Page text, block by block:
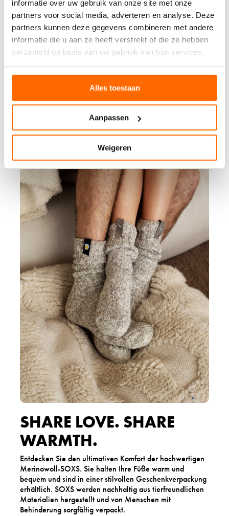
informatie over uw gebruik van onze site met onze
partners voor social media, adverteren en analyse. Deze
partners kunnen deze gegevens combineren met andere
informatie die u aan ze heeft verstrekt of die ze hebben
verzameld op basis van uw gebruik van hun services.
Alles toestaan
Aanpassen
Weigeren
SHARE LOVE. SHARE
WARMTH.
Entdecken Sie den ultimativen Komfort der hochwertigen
Merinowoll-SOXS. Sie halten Ihre Füße warm und
bequem und sind in einer stilvollen Geschenkverpackung
erhältlich. SOXS werden nachhaltig aus tierfreundlichen
Materialien hergestellt und von Menschen mit
Behinderung sorgfältig verpackt.